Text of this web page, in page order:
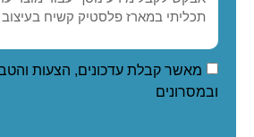
מאשר קבלת עדכונים, הצעות
ובמסרונים